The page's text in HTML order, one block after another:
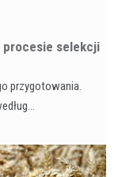
procesie selekcji
przygotowania.